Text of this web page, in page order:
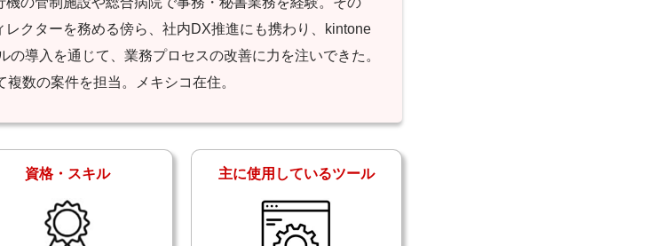
クターを務める傍ら、社内DX推進にも携わり、kintone
導入を通じて、業務プロセスの改善に力を注いできた。
数の案件を担当。メキシコ在住。
資格・スキル 主に使用しているツール